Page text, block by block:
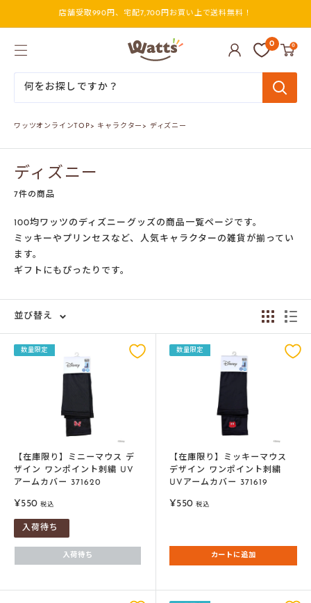
テ
店舗受取990円、宅配7,700円お買い上で送料無料！
ワ
ッ
ン
0 0
ワッツオンラインTOP> キャラクター > ディズニー
ディズニー
7件の商品
100均ワッツのディズニーグッズの商品一覧ページです。
ミッキーやプリンセスなど、人気キャラクターの雑貨が揃ってい
ます。
ギフトにもぴったりです。
並び替え
数量限定
【在庫限り】ミニーマウス デ
ザイン ワンポイント刺繍 UV
アームカバー 371620
販
売
価
¥550 税込
入荷待ち
入荷待ち
数量限定
【在庫限り】ミッキーマウス
デザイン ワンポイント刺繍
UVアームカバー 371619
販
¥550 税込
カートに追加